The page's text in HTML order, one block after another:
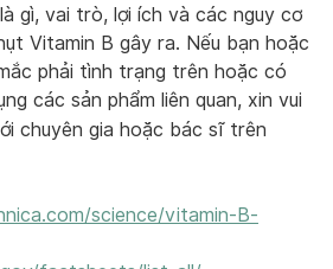
gì, vai trò, lợi ích và các nguy cơ
Vitamin B gây ra. Nếu bạn hoặc
phải tình trạng trên hoặc có
các sản phẩm liên quan, xin vui
chuyên gia hoặc bác sĩ trên
science/vitamin-B-